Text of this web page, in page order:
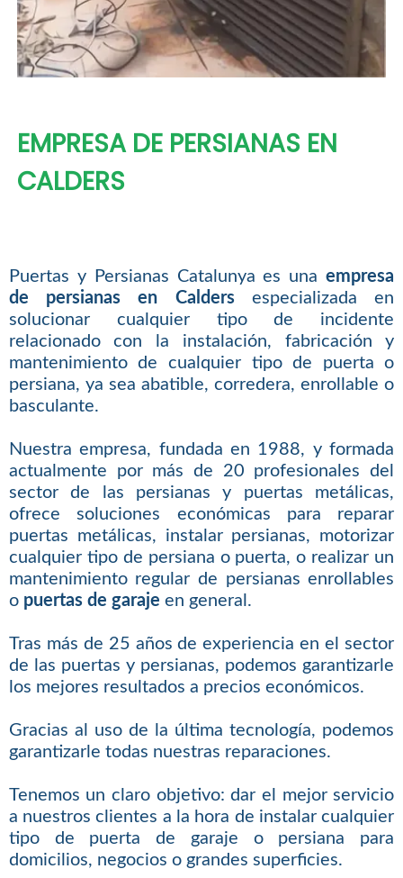
EMPRESA DE PERSIANAS EN
CALDERS
Puertas y Persianas Catalunya es unaempresa
de persianas en Caldersespecializada en
solucionar cualquier tipo de incidente
relacionado con la instalación, fabricación y
mantenimiento de cualquier tipo de puerta o
persiana, ya sea abatible, corredera, enrollable o
basculante.
Nuestra empresa, fundada en 1988, y formada
actualmente por más de 20 profesionales del
sector de las persianas y puertas metálicas,
ofrece soluciones económicas para reparar
puertas metálicas, instalar persianas, motorizar
cualquier tipo de persiana o puerta, o realizar un
mantenimiento regular de persianas enrollables
o puertas de garaje en general.
Tras más de 25 años de experiencia en el sector
de las puertas y persianas, podemos garantizarle
los mejores resultados a precios económicos.
Gracias al uso de la última tecnología, podemos
garantizarle todas nuestras reparaciones.
Tenemos un claro objetivo: dar el mejor servicio
a nuestros clientes a la hora de instalar cualquier
tipo de puerta de garaje o persiana para
domicilios, negocios o grandes superficies.